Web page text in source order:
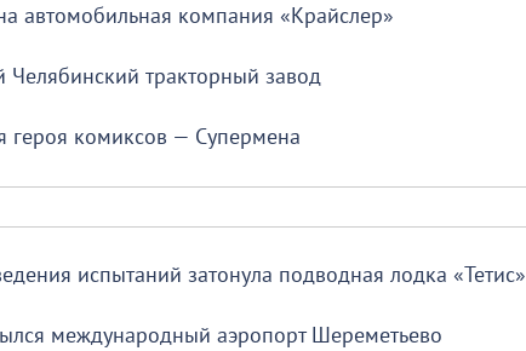
автомобильная компания «Крайслер»
Челябинский тракторный завод
героя комиксов — Супермена
испытаний затонула подводная лодка «Тетис»
международный аэропорт Шереметьево